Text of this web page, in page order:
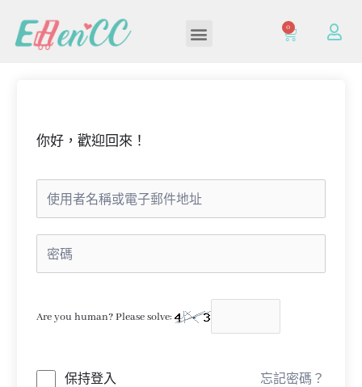
0
你好，歡迎回來！
Are you human? Please solve:
保持登入 忘記密碼？